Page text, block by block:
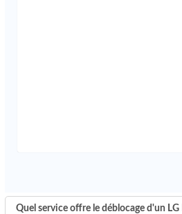
Quel service offre le déblocage d'un